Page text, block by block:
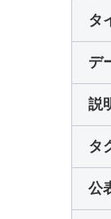
タ
デ
説
タ
公